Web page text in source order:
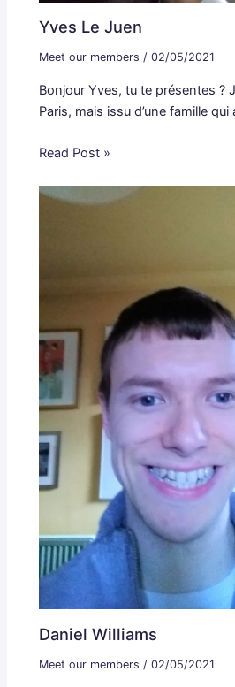
Yves Le Juen
Meet our members /02/05/2021
Bonjour Yves, tu te présentes ?
Paris, mais issu d’une famille
Read Post »
Daniel Williams
Meet our members /02/05/2021